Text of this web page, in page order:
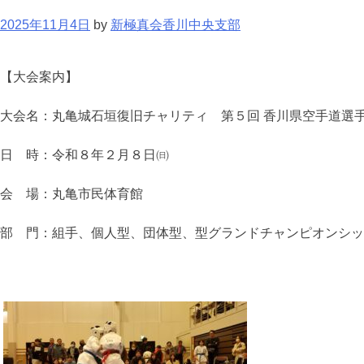
2025年11月4日 by 新極真会香川中央支部
【大会案内】
大会名：丸亀城石垣復旧チャリティ 第５回 香川県空手道選
日 時：令和８年２月８日㈰
会 場：丸亀市民体育館
部 門：組手、個人型、団体型、型グランドチャンピオンシ